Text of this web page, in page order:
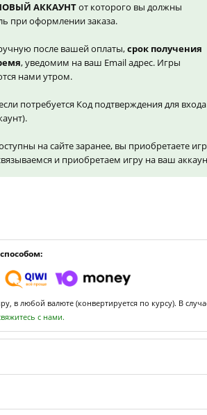
АККАУНТот которого вы должны
при оформлении заказа.
после вашей оплаты,срок получения
, уведомим на ваш Email адрес. Игры
нами утром.
потребуется Код подтверждения для
на сайте заранее, вы приобретаете
и приобретаем игру на ваш
в любой валюте (конвертируется по курсу). В
с нами.